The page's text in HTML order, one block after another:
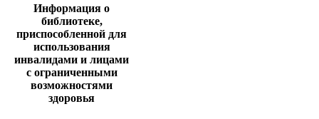
Информация о
библиотеке,
приспособленной для
использования
инвалидами и лицами
с ограниченными
возможностями
здоровья